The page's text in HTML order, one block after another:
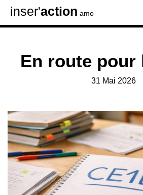
inser'action amo
En route pour
31 Mai 2026